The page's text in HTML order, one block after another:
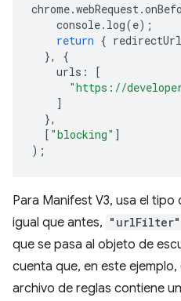
chrome.webRequest .
console. log(e);
return { redirectUrl
},
{
urls :
[
"https://
]
},
[ "blocking" ]
);
Para Manifest V3, usa el tipo
igual que antes, "urlFilter"
que se pasa al objeto de
cuenta que, en este
archivo de reglas contiene